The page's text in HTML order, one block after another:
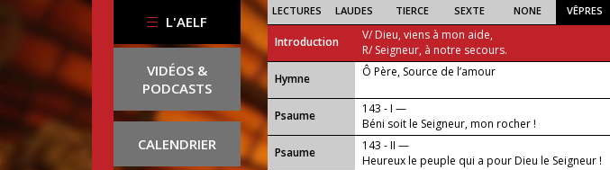
L'AELF
VIDÉOS &
PODCASTS
CALENDRIER
LECTURES LAUDES TIERCE SEXTE NONE VÊPRES
Introduction
V/ Dieu, viens à mon aide,
R/ Seigneur, à notre secours.
...
Hymne Ô Père, Source de l’amour
Psaume
143 - I —
Béni soit le Seigneur, mon rocher !
Psaume
143 - II —
Heureux le peuple qui a pour Dieu le Seigneur !